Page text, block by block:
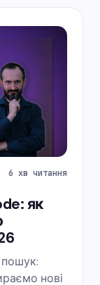
6 хв читання
як
нові